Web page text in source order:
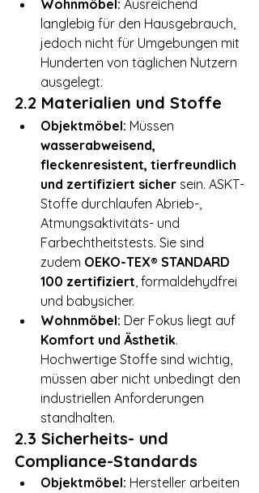
Wohnmöbel: Ausreichend
langlebig für den Hausgebrauch,
jedoch nicht für Umgebungen mit
Hunderten von täglichen Nutzern
ausgelegt.
2.2 Materialien und Stoffe
Objektmöbel: Müssen
wasserabweisend,
fleckenresistent, tierfreundlich
und zertifiziert sicher sein. ASKT-
Stoffe durchlaufen Abrieb-,
Atmungsaktivitäts- und
Farbechtheitstests. Sie sind
zudem OEKO-TEX® STANDARD
100 zertifiziert, formaldehydfrei
und babysicher.
Wohnmöbel: Der Fokus liegt auf
Komfort und Ästhetik.
Hochwertige Stoffe sind wichtig,
müssen aber nicht unbedingt den
industriellen Anforderungen
standhalten.
2.3 Sicherheits- und
Compliance-Standards
Objektmöbel: Hersteller arbeiten